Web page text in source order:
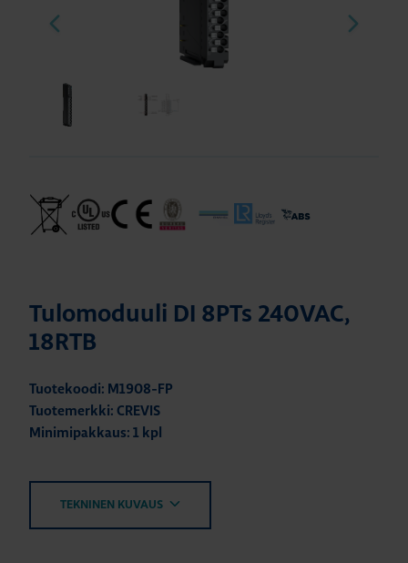
Tulomoduuli DI 8PTs 240VAC,
18RTB
Tuotekoodi: M1908-FP
Tuotemerkki: CREVIS
Minimipakkaus: 1 kpl
TEKNINEN KUVAUS